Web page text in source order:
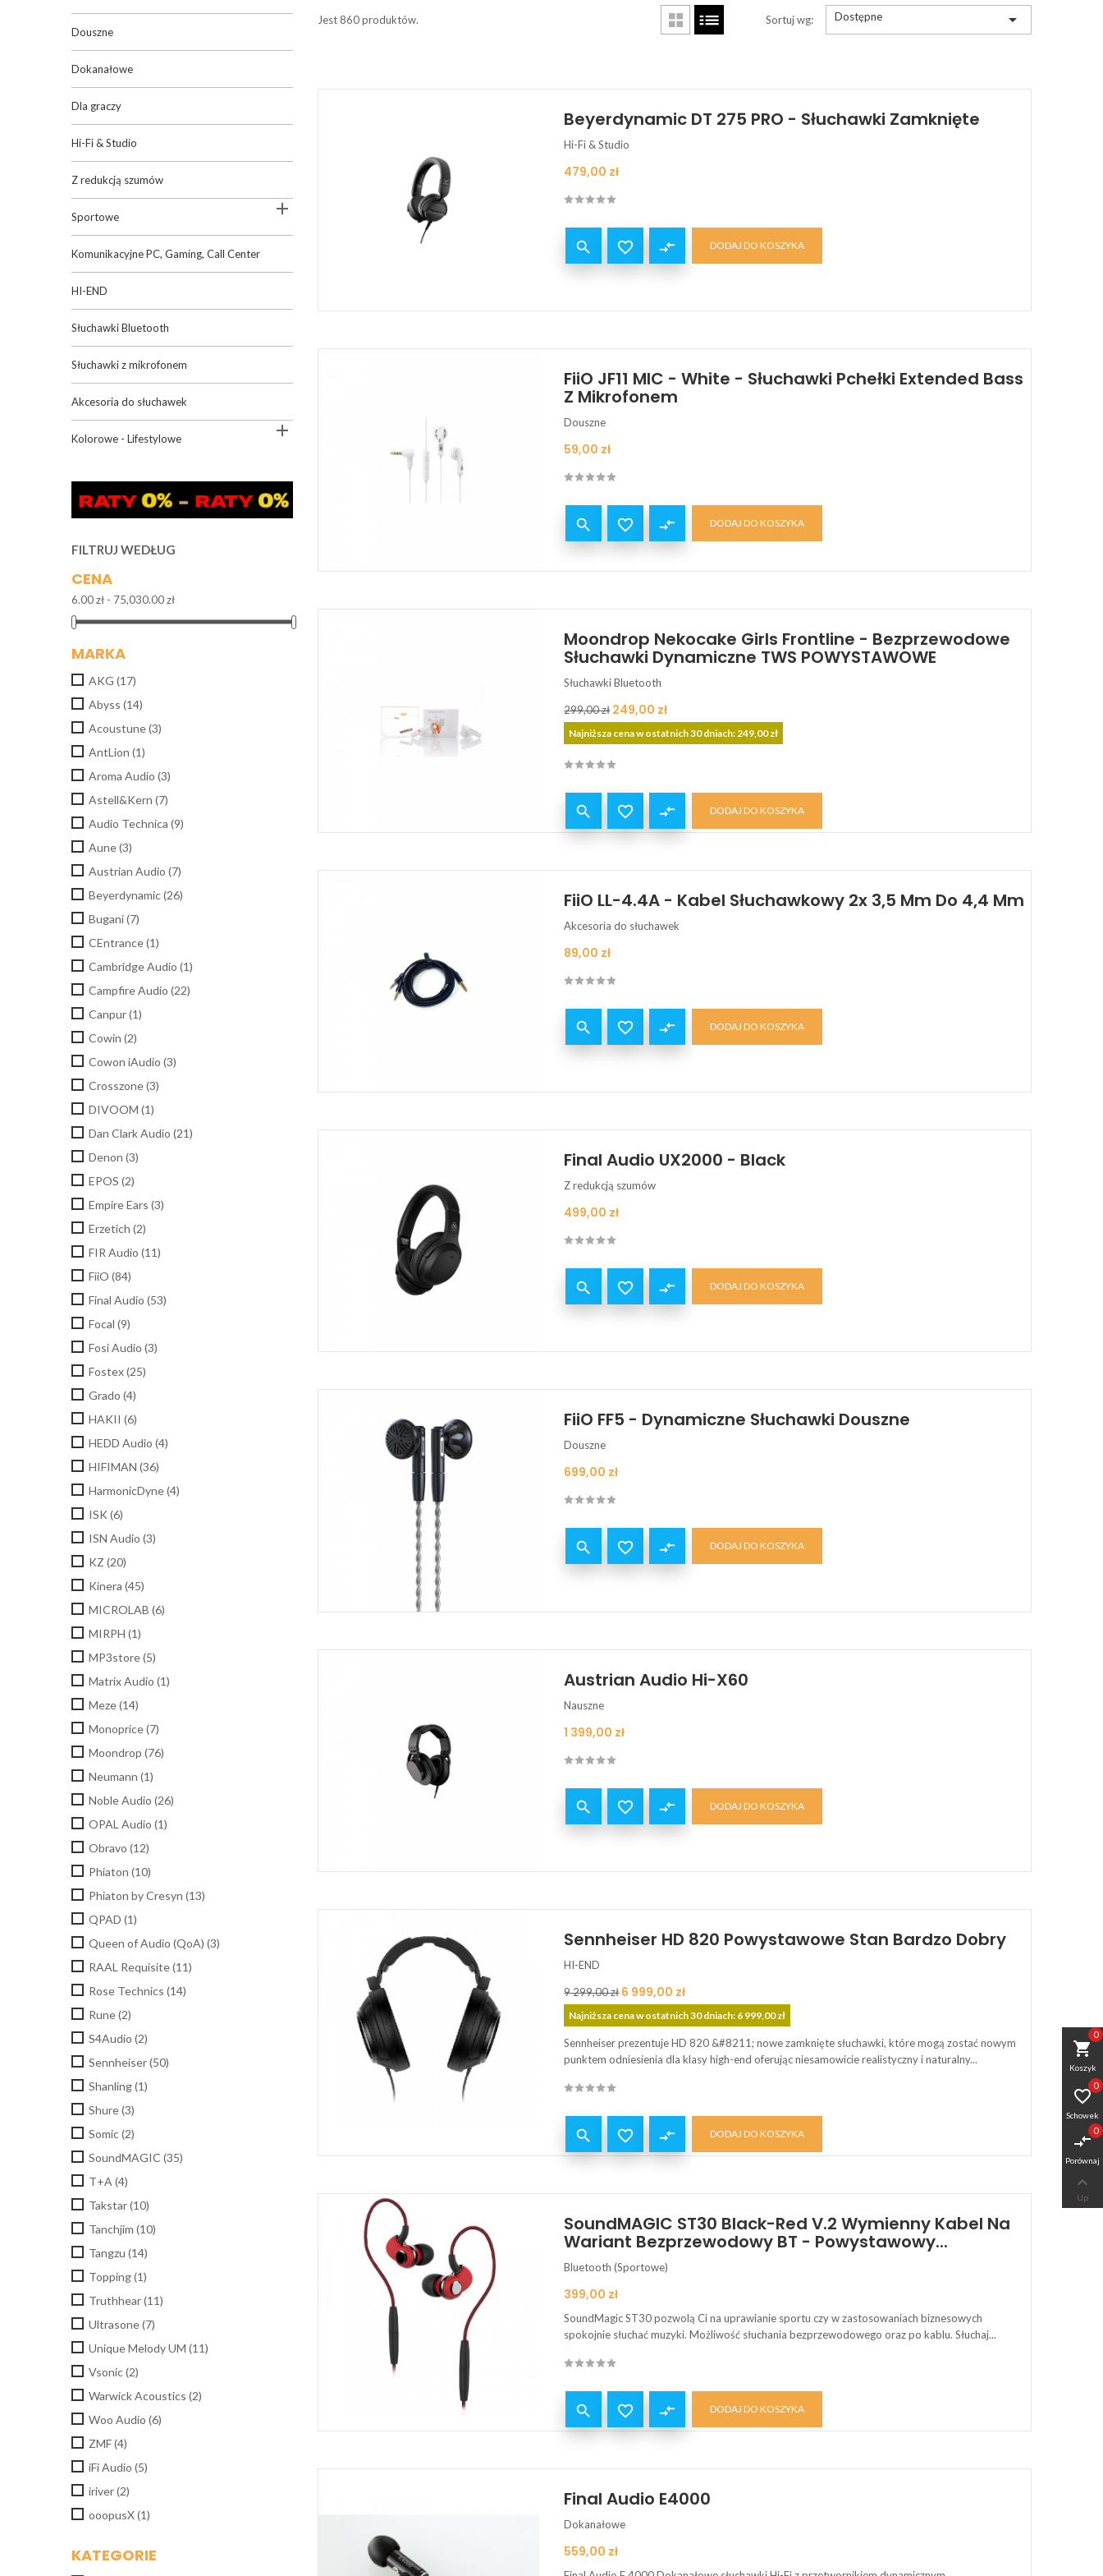
Douszne
Dokanałowe
Dla graczy
Hi-Fi & Studio
Z redukcją szumów
Sportowe 
Komunikacyjne PC, Gaming, Call Center
HI-END
Słuchawki Bluetooth
Słuchawki z mikrofonem
Akcesoria do słuchawek
Kolorowe - Lifestylowe 
FILTRUJ WEDŁUG
CENA
6.00 zł - 75,030.00 zł
MARKA
AKG (17)
Abyss (14)
Acoustune(3)
AntLion (1)
Aroma Audio (3)
Astell&Kern (7)
Audio Technica (9)
Aune(3)
Austrian Audio (7)
Beyerdynamic(26)
Bugani(7)
CEntrance(1)
Cambridge Audio (1)
Campfire Audio (22)
Canpur(1)
Cowin (2)
Cowon iAudio (3)
Crosszone(3)
DIVOOM (1)
Dan Clark Audio (21)
Denon (3)
EPOS (2)
Empire Ears (3)
Erzetich (2)
FIR Audio (11)
FiiO (84)
Final Audio (53)
Focal (9)
Fosi Audio (3)
Fostex(25)
Grado (4)
HAKII (6)
HEDD Audio (4)
HIFIMAN (36)
HarmonicDyne(4)
ISK (6)
ISN Audio (3)
KZ (20)
Kinera (45)
MICROLAB (6)
MIRPH (1)
MP3store(5)
Matrix Audio (1)
Meze(14)
Monoprice(7)
Moondrop (76)
Neumann (1)
Noble Audio (26)
OPAL Audio (1)
Obravo (12)
Phiaton (10)
Phiaton by Cresyn (13)
QPAD (1)
Queen of Audio (QoA) (3)
RAAL Requisite(11)
Rose Technics (14)
Rune(2)
S4Audio (2)
Sennheiser(50)
Shanling(1)
Shure(3)
Somic(2)
SoundMAGIC (35)
T+A (4)
Takstar(10)
Tanchjim (10)
Tangzu (14)
Topping(1)
Truthhear(11)
Ultrasone(7)
Unique Melody UM (11)
Vsonic(2)
Warwick Acoustics (2)
Woo Audio (6)
ZMF(4)
iFi Audio (5)
iriver(2)
ooopusX(1)
KATEGORIE
Jest 860 produktów. Sortuj wg: Dostępne 
Beyerdynamic DT 275 PRO - Słuchawki Zamknięte
Hi-Fi & Studio
Cena
479,00 zł
  compare_arrows DODAJ DO KOSZYKA
FiiO JF11 MIC - White - Słuchawki Pchełki Extended Bass
Z Mikrofonem
Douszne
Cena
59,00 zł
  compare_arrows DODAJ DO KOSZYKA
Moondrop Nekocake Girls Frontline - Bezprzewodowe
Słuchawki Dynamiczne TWS POWYSTAWOWE
Słuchawki Bluetooth
Cena
podstawowa
299,00 zł Cena
249,00 zł
Najniższa cena w ostatnich 30 dniach: 249,00 zł
  compare_arrows DODAJ DO KOSZYKA
FiiO LL-4.4A - Kabel Słuchawkowy 2x 3,5 Mm Do 4,4 Mm
Akcesoria do słuchawek
Cena
89,00 zł
  compare_arrows DODAJ DO KOSZYKA
Final Audio UX2000 - Black
Z redukcją szumów
Cena
499,00 zł
  compare_arrows DODAJ DO KOSZYKA
FiiO FF5 - Dynamiczne Słuchawki Douszne
Douszne
Cena
699,00 zł
  compare_arrows DODAJ DO KOSZYKA
Austrian Audio Hi-X60
Nauszne
Cena
1 399,00 zł
  compare_arrows DODAJ DO KOSZYKA
Sennheiser HD 820 Powystawowe Stan Bardzo Dobry
HI-END
Cena
podstawowa
9 299,00 zł Cena
6 999,00 zł
Najniższa cena w ostatnich 30 dniach: 6 999,00 zł
Sennheiser prezentuje HD 820 &#8211; nowe zamknięte słuchawki, które mogą zostać nowym
punktem odniesienia dla klasy high-end oferując niesamowicie realistyczny i naturalny...
  compare_arrows DODAJ DO KOSZYKA
SoundMAGIC ST30 Black-Red V.2 Wymienny Kabel Na
Wariant Bezprzewodowy BT - Powystawowy...
Bluetooth (Sportowe)
Cena
399,00 zł
SoundMagic ST30 pozwolą Ci na uprawianie sportu czy w zastosowaniach biznesowych
spokojnie słuchać muzyki. Możliwość słuchania bezprzewodowego oraz po kablu. Słuchaj...
  compare_arrows DODAJ DO KOSZYKA
Final Audio E4000
Dokanałowe
Cena
559,00 zł
shopping_cart
Koszyk
0

Schowek
0
compare_arrows
Porównaj
0

Up